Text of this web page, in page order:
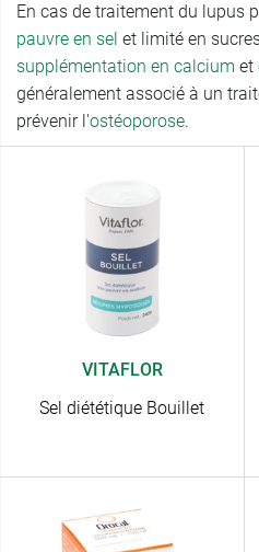
En cas de traitement du lupus
pauvre en sel et limité en
supplémentation en calcium et
généralement associé à un
prévenir l'ostéoporose.
VITAFLOR
Sel diététique Bouillet